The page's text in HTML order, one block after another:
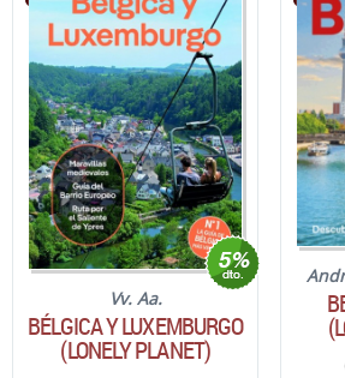
Vv. Aa.
BÉLGICA Y LUXEMBURGO
(LONELY PLANET)